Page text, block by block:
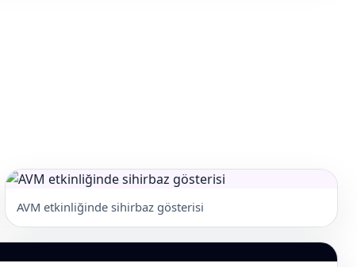
AVM etkinliğinde sihirbaz gösterisi